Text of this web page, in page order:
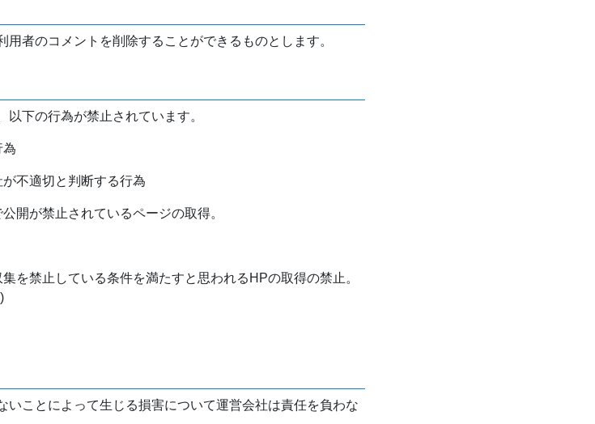
者のコメントを削除することができるものとします。
下の行為が禁止されています。
為
不適切と判断する行為
開が禁止されているページの取得。
を禁止している条件を満たすと思われるHPの取得の禁止。
いことによって生じる損害について運営会社は責任を負わな